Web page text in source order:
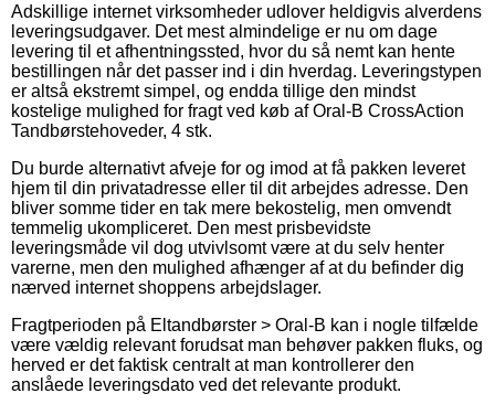
Adskillige internet virksomheder udlover heldigvis alverdens
leveringsudgaver. Det mest almindelige er nu om dage
levering til et afhentningssted, hvor du så nemt kan hente
bestillingen når det passer ind i din hverdag. Leveringstypen
er altså ekstremt simpel, og endda tillige den mindst
kostelige mulighed for fragt ved køb af Oral-B CrossAction
Tandbørstehoveder, 4 stk.
Du burde alternativt afveje for og imod at få pakken leveret
hjem til din privatadresse eller til dit arbejdes adresse. Den
bliver somme tider en tak mere bekostelig, men omvendt
temmelig ukompliceret. Den mest prisbevidste
leveringsmåde vil dog utvivlsomt være at du selv henter
varerne, men den mulighed afhænger af at du befinder dig
nærved internet shoppens arbejdslager.
Fragtperioden på Eltandbørster > Oral-B kan i nogle tilfælde
være vældig relevant forudsat man behøver pakken fluks, og
herved er det faktisk centralt at man kontrollerer den
anslåede leveringsdato ved det relevante produkt.